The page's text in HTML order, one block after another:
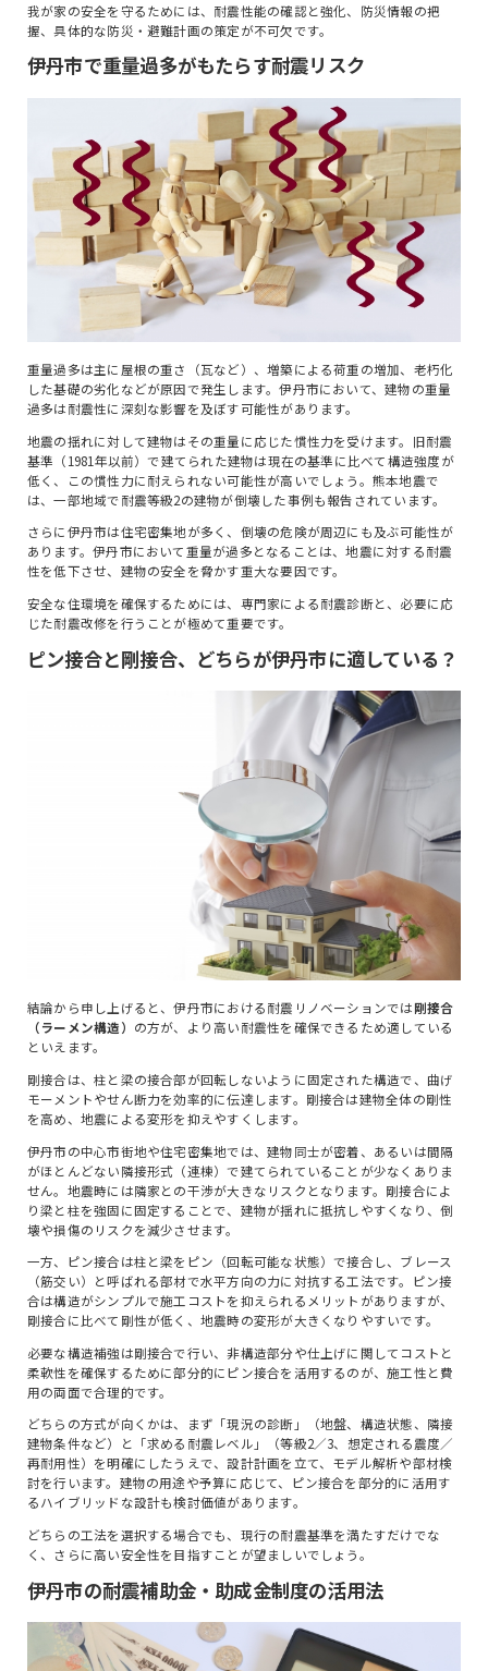
トップ
コンセプト
超外装リフォームプラン
我が家の安全を守るためには、耐震性能の確認と強化、防災情報の把
握、具体的な防災・避難計画の策定が不可欠です。
伊丹市で重量過多がもたらす耐震リスク
重量過多は主に屋根の重さ（瓦など）、増築による荷重の増加、老朽化
した基礎の劣化などが原因で発生します。伊丹市において、建物の重量
過多は耐震性に深刻な影響を及ぼす可能性があります。
地震の揺れに対して建物はその重量に応じた慣性力を受けます。旧耐震
基準（1981年以前）で建てられた建物は現在の基準に比べて構造強度が
低く、この慣性力に耐えられない可能性が高いでしょう。熊本地震で
は、一部地域で耐震等級2の建物が倒壊した事例も報告されています。
さらに伊丹市は住宅密集地が多く、倒壊の危険が周辺にも及ぶ可能性が
あります。伊丹市において重量が過多となることは、地震に対する耐震
性を低下させ、建物の安全を脅かす重大な要因です。
安全な住環境を確保するためには、専門家による耐震診断と、必要に応
じた耐震改修を行うことが極めて重要です。
ピン接合と剛接合、どちらが伊丹市に適している？
結論から申し上げると、伊丹市における耐震リノベーションでは剛接合
（ラーメン構造） の方が、より高い耐震性を確保できるため適している
といえます。
剛接合は、柱と梁の接合部が回転しないように固定された構造で、曲げ
モーメントやせん断力を効率的に伝達します。剛接合は建物全体の剛性
を高め、地震による変形を抑えやすくします。
伊丹市の中心市街地や住宅密集地では、建物同士が密着、あるいは間隔
がほとんどない隣接形式（連棟）で建てられていることが少なくありま
せん。地震時には隣家との干渉が大きなリスクとなります。剛接合によ
り梁と柱を強固に固定することで、建物が揺れに抵抗しやすくなり、倒
壊や損傷のリスクを減少させます。
一方、ピン接合は柱と梁をピン（回転可能な状態）で接合し、ブレース
（筋交い）と呼ばれる部材で水平方向の力に対抗する工法です。ピン接
合は構造がシンプルで施工コストを抑えられるメリットがありますが、
剛接合に比べて剛性が低く、地震時の変形が大きくなりやすいです。
必要な構造補強は剛接合で行い、非構造部分や仕上げに関してコストと
柔軟性を確保するために部分的にピン接合を活用するのが、施工性と費
用の両面で合理的です。
どちらの方式が向くかは、まず「現況の診断」（地盤、構造状態、隣接
建物条件など）と「求める耐震レベル」（等級2／3、想定される震度／
再耐用性）を明確にしたうえで、設計計画を立て、モデル解析や部材検
討を行います。建物の用途や予算に応じて、ピン接合を部分的に活用す
るハイブリッドな設計も検討価値があります。
どちらの工法を選択する場合でも、現行の耐震基準を満たすだけでな
く、さらに高い安全性を目指すことが望ましいでしょう。
伊丹市の耐震補助金・助成金制度の活用法